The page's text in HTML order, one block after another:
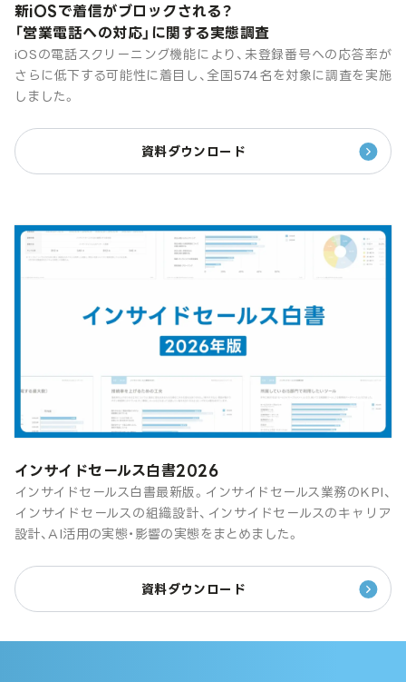
新iOSで着信がブロックされる？
「営業電話への対応」に関する実態調査
iOSの電話スクリーニング機能により、未登録番号への応答率が
さらに低下する可能性に着目し、全国574名を対象に調査を実施
しました。
資料ダウンロード
インサイドセールス白書2026
インサイドセールス白書最新版。インサイドセールス業務のKPI、
インサイドセールスの組織設計、インサイドセールスのキャリア
設計、AI活用の実態・影響の実態をまとめました。
資料ダウンロード